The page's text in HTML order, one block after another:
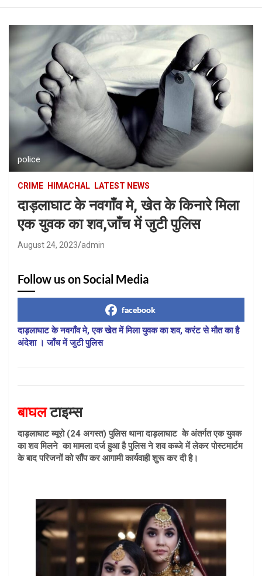
police
CRIME HIMACHAL LATEST NEWS
दाड़लाघाट के नवगाँव मे, खेत के किनारे मिला
एक युवक का शव,जाँच में जुटी पुलिस
August 24, 2023 admin
Follow us on Social Media
facebook
दाड़लाघाट के नवगाँव मे, एक खेत में मिला युवक का शव, करंट से मौत का है
अंदेशा । जाँच में जुटी पुलिस
बाघलटाइम्स
दाड़लाघाट ब्यूरो (24 अगस्त) पुलिस थाना दाड़लाघाट के अंतर्गत एक युवक
का शव मिलने का मामला दर्ज हुआ है पुलिस ने शव कब्जे में लेकर पोस्टमार्टम
के बाद परिजनों को सौंप कर आगामी कार्यवाही शुरू कर दी है।